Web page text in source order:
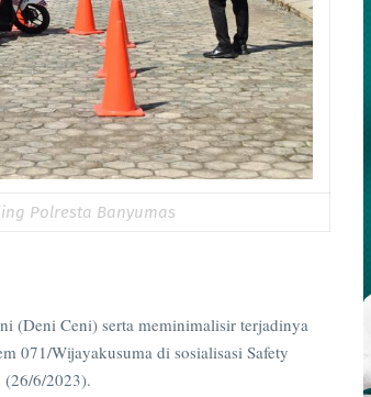
Polresta Banyumas
(Deni Ceni) serta meminimalisir terjadinya
071/Wijayakusuma di sosialisasi Safety
(26/6/2023).